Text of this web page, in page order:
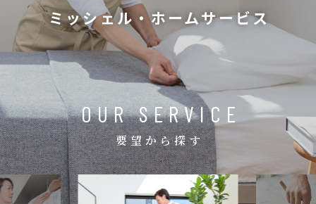
おためしサービス
サービス一覧
ご契約者さま限定サ
会社紹介
コラム
ご案内
ミッシェル・ホームサービス
OUR SERVICE
要望から探す